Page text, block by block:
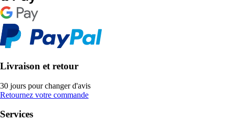
Livraison et retour
30 jours pour changer d'avis
Retournez votre commande
Services